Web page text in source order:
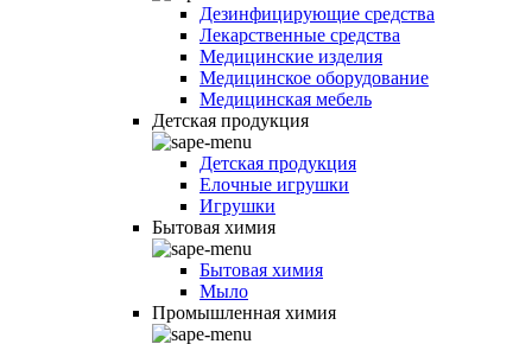
Дезинфицирующие средства
Лекарственные средства
Медицинские изделия
Медицинское оборудование
Медицинская мебель
Детская продукция
Детская продукция
Елочные игрушки
Игрушки
Бытовая химия
Бытовая химия
Мыло
Промышленная химия